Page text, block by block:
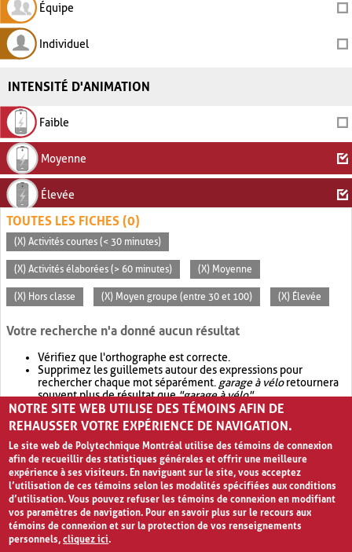
Équipe
Individuel
INTENSITÉ D'ANIMATION
Faible
Moyenne
Élevée
TOUTES LES FICHES (0)
(X) Activités courtes (< 30 minutes)
(X) Activités élaborées (> 60 minutes) (X) Moyenne
(X) Hors classe (X) Moyen groupe (entre 30 et 100) (X) Élevée
Votre recherche n'a donné aucun résultat
Vérifiez que l'orthographe est correcte.
Supprimez les guillemets autour des expressions pour
rechercher chaque mot séparément. garage à véloretournera
souvent plus de résultat que"garage à vélo".
Envisagez d'élargir votre recherche avec OR.garage OR vélo
retournera souvent plus de résultat quegarage à vélo
NOTRE SITE WEB UTILISE DES TÉMOINS AFIN DE
REHAUSSER VOTRE EXPÉRIENCE DE NAVIGATION.
Le site web de Polytechnique Montréal utilise des témoins de connexion
afin de recueillir des statistiques générales et offrir une meilleure
expérience à ses visiteurs. En naviguant sur le site, vous acceptez
l’utilisation de ces témoins selon les modalités spécifiées aux conditions
d’utilisation. Vous pouvez refuser les témoins de connexion en modifiant
vos paramètres de navigation. Pour en savoir plus sur le recours aux
témoins de connexion et sur la protection de vos renseignements
personnels,cliquez ici.